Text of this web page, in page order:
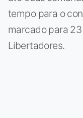
tempo para o
marcado para
Libertadores.